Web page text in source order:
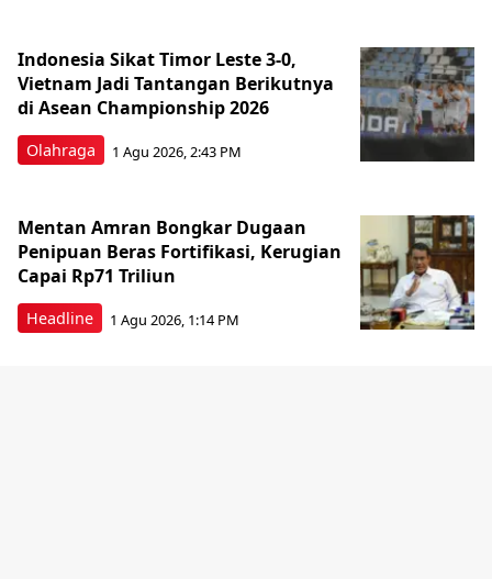
Olahraga
Indonesia Sikat Timor Leste 3-0,
Vietnam Jadi Tantangan Berikutnya
di Asean Championship 2026
1 Agu 2026, 2:43 PM
Headline
Mentan Amran Bongkar Dugaan
Penipuan Beras Fortifikasi, Kerugian
Capai Rp71 Triliun
1 Agu 2026, 1:14 PM